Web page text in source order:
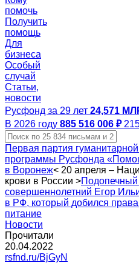
помочь
Получить
помощь
Для
бизнеса
Особый
случай
Статьи,
новости
Русфонд за 29 лет 24,571
В 2026 году 885 516 006 ₽
Первая партия
программы Русфонда
в Воронеж< 20 апреля –
крови в России >
совершеннолетний Егор
в РФ, который добился
питание
Новости
Прочитали
20.04.2022
rsfnd.ru/BjGyN